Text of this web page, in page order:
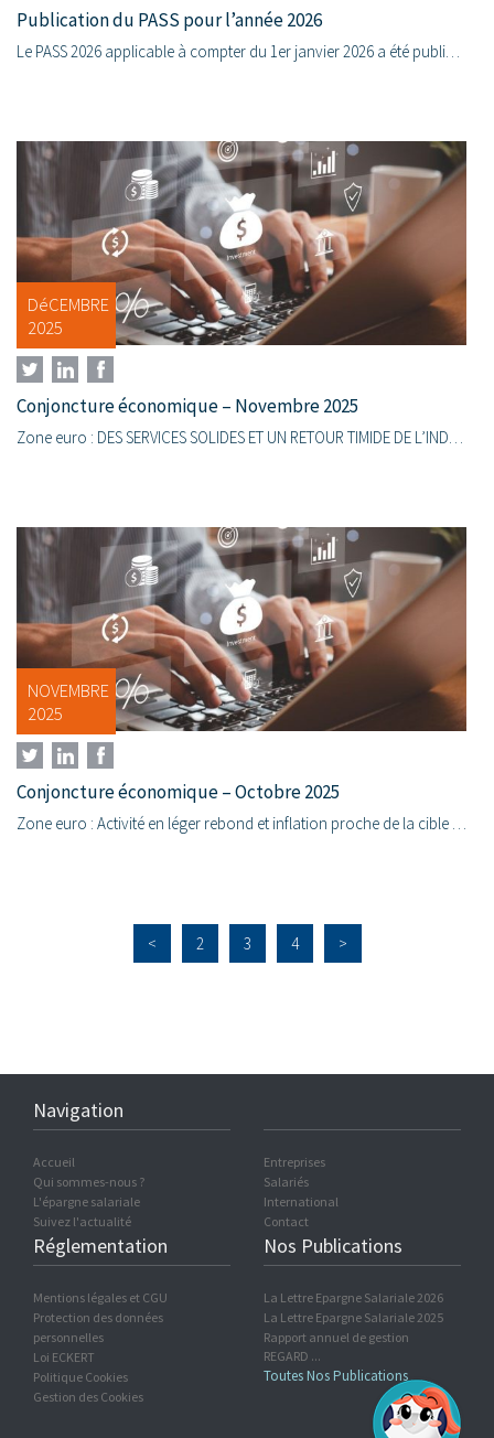
Publication du PASS pour l’année 2026
Le PASS 2026 applicable à compter du 1er janvier 2026 a été publié au journal officiel du 21 octobre 2025. Il est fixé à 48 060 € pour l’ensemble de l’année, soit une hausse de 2...
DéCEMBRE
2025
Conjoncture économique – Novembre 2025
Zone euro : DES SERVICES SOLIDES ET UN RETOUR TIMIDE DE L’INDUSTRIE En novembre 2025, les enquêtes dans la zone euro continuent de refléter une confiance contrastée selon les secteurs : l’industrie...
NOVEMBRE
2025
Conjoncture économique – Octobre 2025
Zone euro : Activité en léger rebond et inflation proche de la cible En octobre, la conjoncture en zone euro montre des signes de stabilisation. Le PIB du troisième trimestre progresse de +0,2% t/t...
< 2 3 4 >
Navigation
Accueil
Qui sommes-nous ?
L'épargne salariale
Suivez l'actualité
Entreprises
Salariés
International
Contact
Réglementation
Mentions légales et CGU
Protection des données
personnelles
Loi ECKERT
Politique Cookies
Gestion des Cookies
Nos Publications
La Lettre Epargne Salariale 2026
La Lettre Epargne Salariale 2025
Rapport annuel de gestion
REGARD ...
Toutes Nos Publications